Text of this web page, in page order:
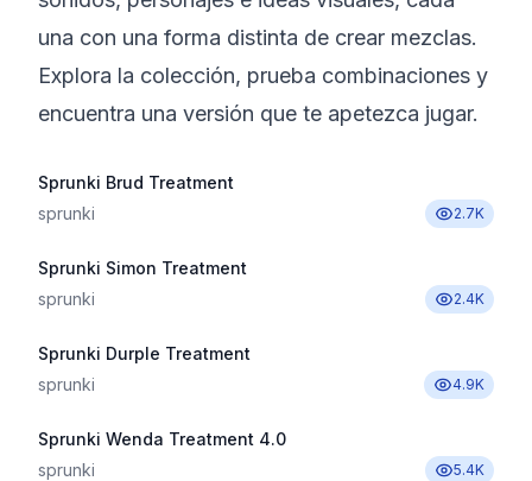
una con una forma distinta de crear mezclas.
Explora la colección, prueba combinaciones y
encuentra una versión que te apetezca jugar.
Sprunki Brud Treatment
sprunki
2.7K
Sprunki Simon Treatment
sprunki
2.4K
Sprunki Durple Treatment
sprunki
4.9K
Sprunki Wenda Treatment 4.0
sprunki
5.4K